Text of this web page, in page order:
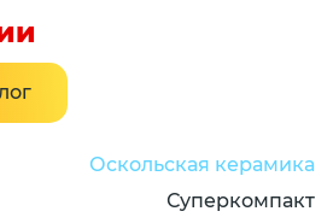
Оскольская керамика
Суперкомпакт